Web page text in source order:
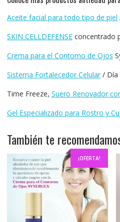
Aceite facial para todo tipo de piel
SKIN CELLDEFENSEconcentrado
Crema para el Contorno de Ojos
Sistema Fortalecedor Celular/ Día
Time Freeze, Suero Renovador
Gel Especializado para Rostro y
También te
¡OFERTA!